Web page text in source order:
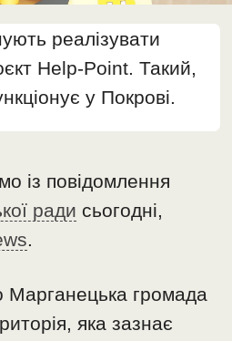
реалізувати
Help-Point. Такий,
у Покрові.
із повідомлення
ради сьогодні,
.
Марганецька громада
яка зазнає